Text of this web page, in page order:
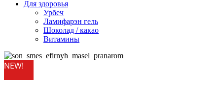
Для здоровья
Урбеч
Ламифарэн гель
Шоколад / какао
Витамины
NEW!